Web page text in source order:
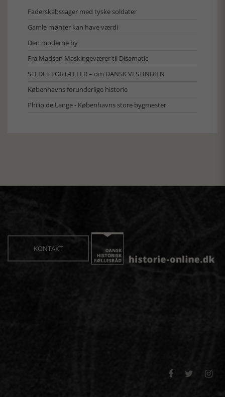
Faderskabssager med tyske soldater
Gamle mønter kan have værdi
Den moderne by
Fra Madsen Maskingeværer til Disamatic
STEDET FORTÆLLER – om DANSK VESTINDIEN
Københavns forunderlige historie
Philip de Lange - Københavns store bygmester
KONTAKT
  